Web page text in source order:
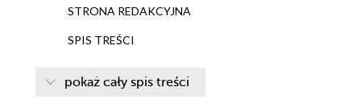
STRONA REDAKCYJNA
SPIS TREŚCI
pokaż cały spis treści